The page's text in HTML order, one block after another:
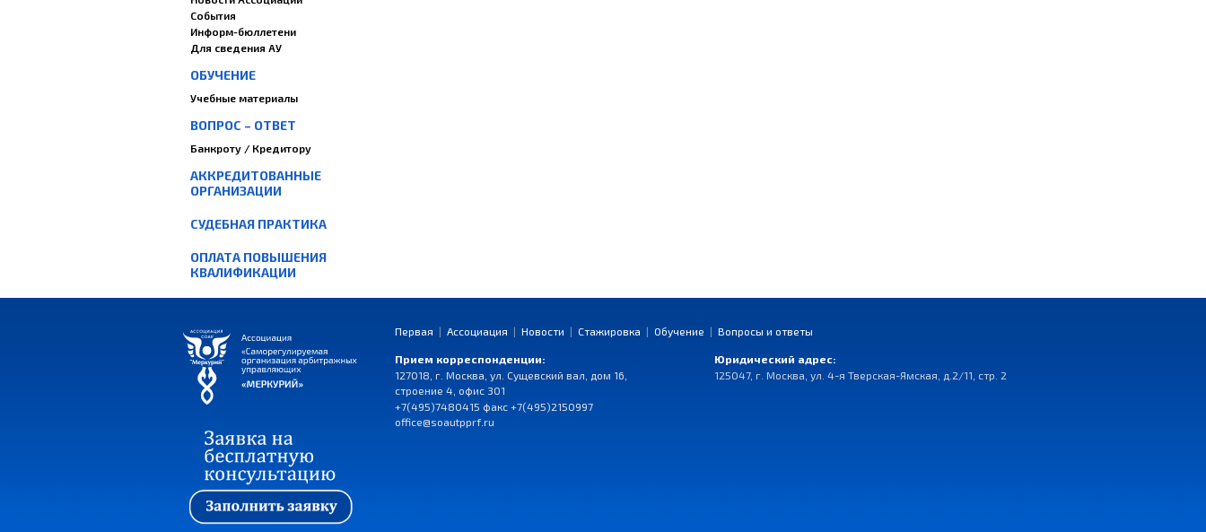
События
Информ-бюллетени
Для сведения АУ
ОБУЧЕНИЕ
Учебные материалы
ВОПРОС – ОТВЕТ
Банкроту / Кредитору
АККРЕДИТОВАННЫЕ
ОРГАНИЗАЦИИ
СУДЕБНАЯ ПРАКТИКА
ОПЛАТА ПОВЫШЕНИЯ
КВАЛИФИКАЦИИ
Первая | Ассоциация | Новости | Стажировка | Обучение | Вопросы и ответы
Прием корреспонденции:
127018, г. Москва, ул. Сущевский вал, дом 16,
строение 4, офис 301
+7(495)7480415 факс +7(495)2150997
office@soautpprf.ru
Юридический адрес:
125047, г. Москва, ул. 4-я Тверская-Ямская, д.2/11, стр. 2